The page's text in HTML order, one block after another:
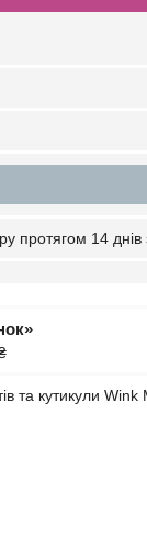
протягом 14 днів
та кутикули